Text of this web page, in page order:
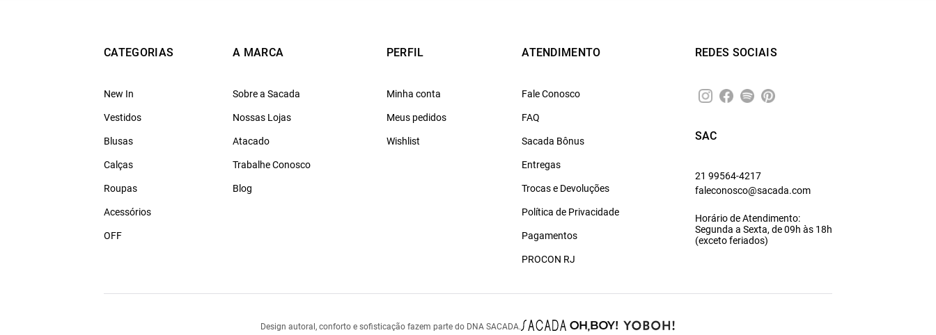
CATEGORIAS
New In
Vestidos
Blusas
Calças
Roupas
Acessórios
OFF
A MARCA
Sobre a Sacada
Nossas Lojas
Atacado
Trabalhe Conosco
Blog
PERFIL
Minha conta
Meus pedidos
Wishlist
ATENDIMENTO
Fale Conosco
FAQ
Sacada Bônus
Entregas
Trocas e Devoluções
Política de Privacidade
Pagamentos
PROCON RJ
REDES SOCIAIS
SAC
21 99564-4217
faleconosco@sacada.com
Horário de Atendimento:
Segunda a Sexta, de 09h às 18h
(exceto feriados)
Design autoral, conforto e sofisticação fazem parte do DNA SACADA.